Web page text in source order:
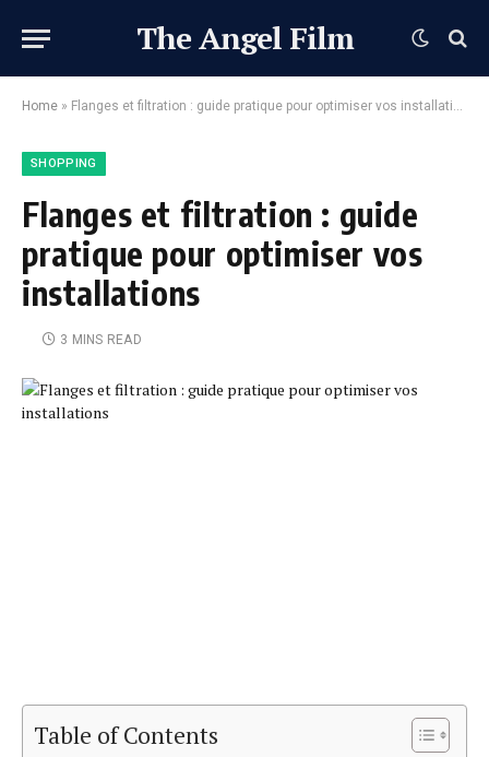
The Angel Film
Home » Flanges et filtration : guide pratique pour optimiser vos installations
SHOPPING
Flanges et filtration : guide
pratique pour optimiser vos
installations
3 MINS READ
Table of Contents